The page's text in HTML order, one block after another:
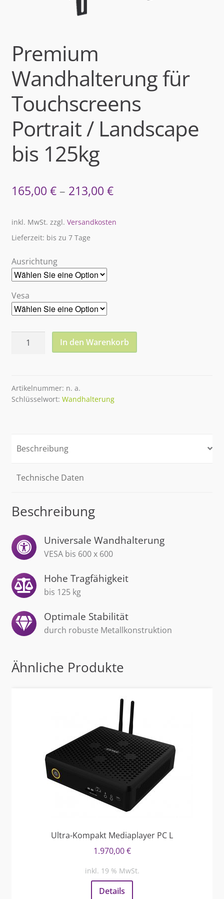
Premium
Wandhalterung für
Touchscreens
Portrait / Landscape
bis 125kg
165,00 €– 213,00 €
inkl. MwSt. zzgl. Versandkosten
Lieferzeit: bis zu 7 Tage
Ausrichtung
Vesa
Premium
Wandhalterung
Portrait
/
Menge
In den Warenkorb
Artikelnummer: n. a.
Schlüsselwort: Wandhalterung
Beschreibung
Technische Daten
Beschreibung
Universale Wandhalterung
VESA bis 600 x 600
Hohe Tragfähigkeit
bis 125 kg
Optimale Stabilität
durch robuste Metallkonstruktion
Ähnliche Produkte
Ultra-Kompakt Mediaplayer PC L
1.970,00€
inkl. 19 % MwSt.
Details